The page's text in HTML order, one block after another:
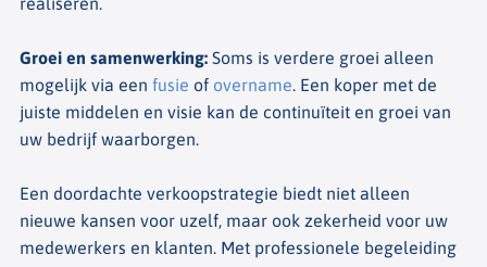
Groei en samenwerking: Soms is verdere groei alleen
mogelijk via een fusie of overname. Een koper met de
juiste middelen en visie kan de continuïteit en groei van
uw bedrijf waarborgen.
Een doordachte verkoopstrategie biedt niet alleen
nieuwe kansen voor uzelf, maar ook zekerheid voor uw
medewerkers en klanten. Met professionele begeleiding